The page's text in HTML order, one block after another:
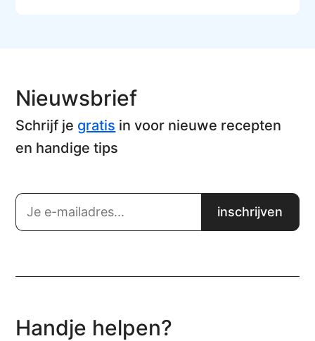
Nieuwsbrief
Schrijf je gratis in voor nieuwe recepten
en handige tips
Handje helpen?